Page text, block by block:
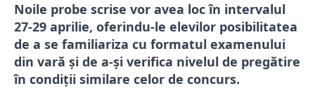
Noile probe scrise vor avea loc în intervalul
27-29 aprilie, oferindu-le elevilor posibilitatea
de a se familiariza cu formatul examenului
din vară și de a-și verifica nivelul de pregătire
în condiții similare celor de concurs.